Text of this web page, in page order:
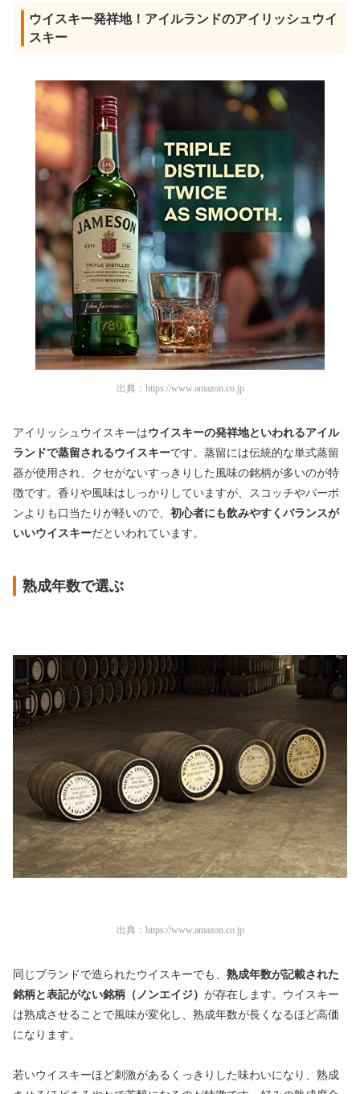
ウイスキー発祥地！アイルランドのアイリッシュウイ
スキー
出典： https://www.amazon.co.jp
アイリッシュウイスキーはウイスキーの発祥地といわれるアイル
ランドで蒸留されるウイスキーです。蒸留には伝統的な単式蒸留
器が使用され、クセがないすっきりした風味の銘柄が多いのが特
徴です。香りや風味はしっかりしていますが、スコッチやバーボ
ンよりも口当たりが軽いので、 初心者にも飲みやすくバランスが
いいウイスキーだといわれています。
熟成年数で選ぶ
出典： https://www.amazon.co.jp
同じブランドで造られたウイスキーでも、 熟成年数が記載された
銘柄と表記がない銘柄（ノンエイジ） が存在します。ウイスキー
は熟成させることで風味が変化し、熟成年数が長くなるほど高価
になります。
若いウイスキーほど刺激があるくっきりした味わいになり、熟成